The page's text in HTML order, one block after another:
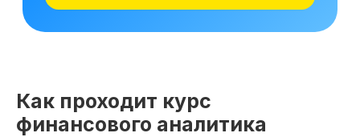
Как проходит курс
финансового аналитика